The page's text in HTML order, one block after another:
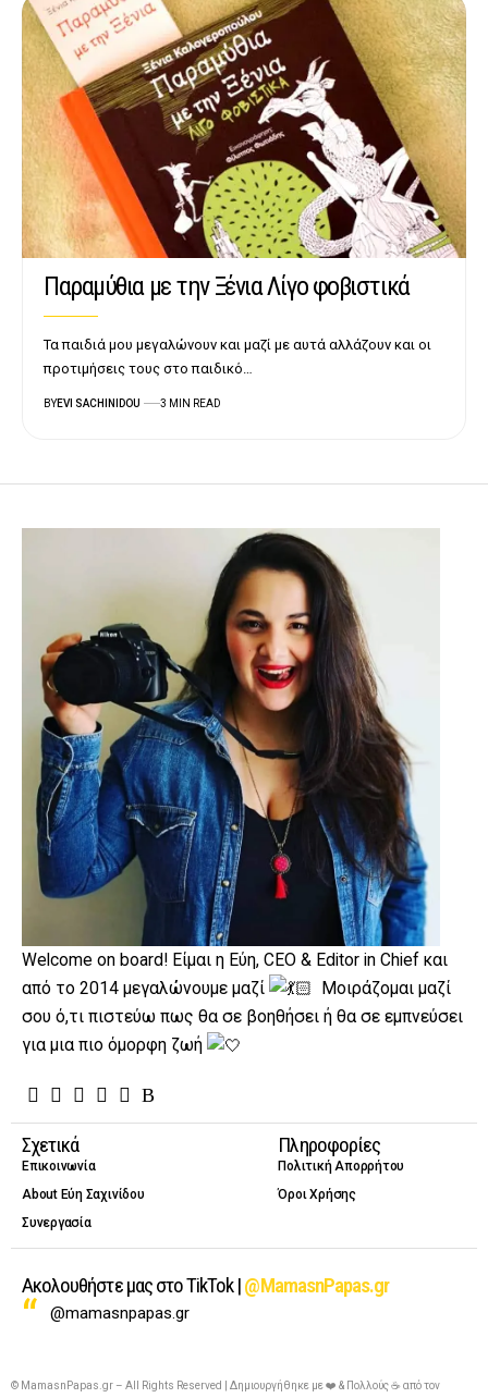
Παραμύθια με την Ξένια Λίγο φοβιστικά
Τα παιδιά μου μεγαλώνουν και μαζί με αυτά αλλάζουν και οι
προτιμήσεις τους στο παιδικό…
BYEVI SACHINIDOU 3 MIN READ
Welcome on board! Είμαι η Εύη, CEO & Editor in Chief και
από το 2014 μεγαλώνουμε μαζί
Μοιράζομαι μαζί
σου ό,τι πιστεύω πως θα σε βοηθήσει ή θα σε εμπνεύσει
για μια πιο όμορφη ζωή
Σχετικά
Επικοινωνία
About Εύη Σαχινίδου
Συνεργασία
Πληροφορίες
Πολιτική Απορρήτου
Όροι Χρήσης
Ακολουθήστε μας στο TikTok |@MamasnPapas.gr
@mamasnpapas.gr
© MamasnPapas.gr – All Rights Reserved | Δημιουργήθηκε με ❤️ & Πολλούς ☕ από τον